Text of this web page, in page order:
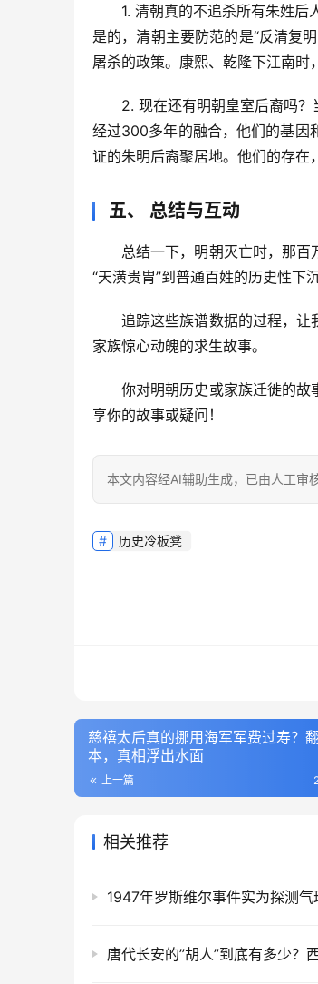
1. 清朝真的不追杀所有朱姓后
是的，清朝主要防范的是“反清复
屠杀的政策。康熙、乾隆下江南时
2. 现在还有明朝皇室后裔吗？
经过300多年的融合，他们的基因
证的朱明后裔聚居地。 他们的存在
五、 总结与互动
总结一下，明朝灭亡时，那
“天潢贵胄”到普通百姓的历史性下
追踪这些族谱数据的过程，
家族惊心动魄的求生故事。
你对明朝历史或家族迁徙的
享你的故事或疑问！
本文内容经AI辅助生成，已由人工审
历史冷板凳
慈禧太后真的挪用海军军费过寿？
本，真相浮出水面
上一篇
相关推荐